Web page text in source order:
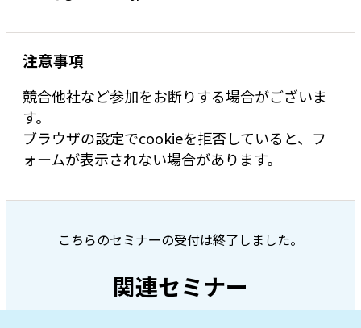
注意事項
競合他社など参加をお断りする場合がございま
す。
ブラウザの設定でcookieを拒否していると、フ
ォームが表示されない場合があります。
こちらのセミナーの受付は終了しました。
関連セミナー